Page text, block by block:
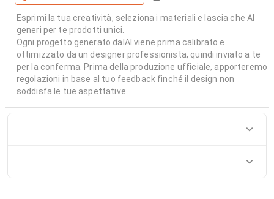
Esprimi la tua creatività, seleziona i materiali e lascia che AI
generi per te prodotti unici.
Ogni progetto generato dalAI viene prima calibrato e
ottimizzato da un designer professionista, quindi inviato a te
per la conferma. Prima della produzione ufficiale, apporteremo
regolazioni in base al tuo feedback finché il design non
soddisfa le tue aspettative.